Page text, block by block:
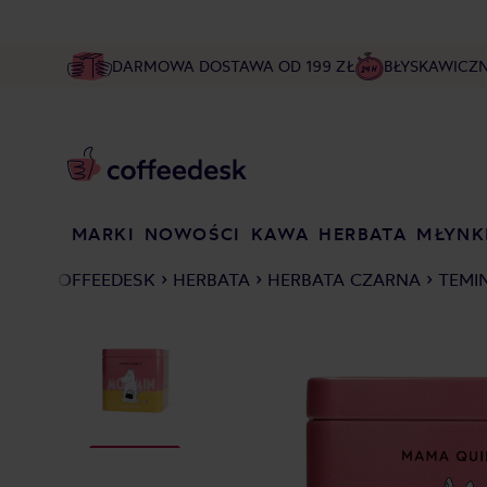
DARMOWA DOSTAWA OD 199 ZŁ
MARKI NOWOŚCI KAWA HERBATA
COFFEEDESK HERBATA HERBATA CZARNA